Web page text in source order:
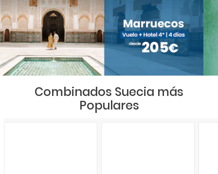
Combinados Suecia más
Populares